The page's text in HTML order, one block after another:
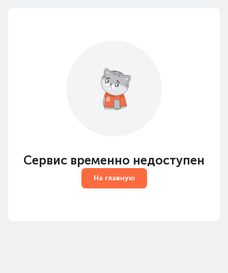
Сервис временно недоступен
На главную